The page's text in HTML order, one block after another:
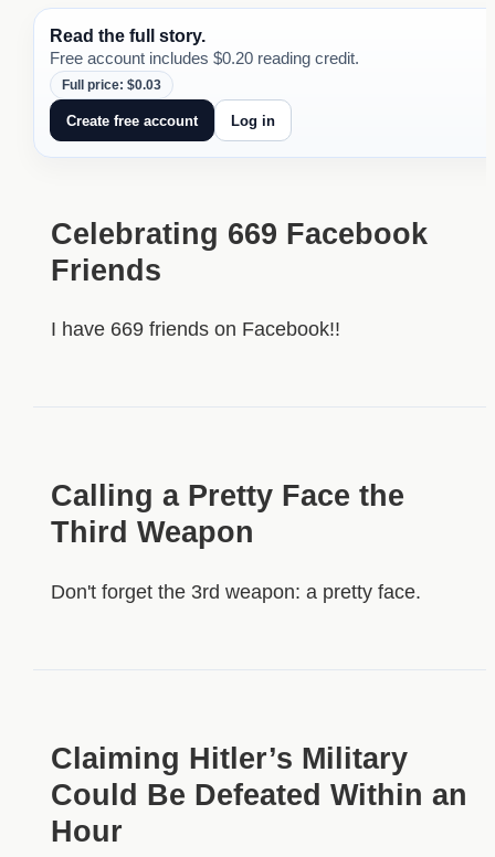
Read the full story.
Free account includes $0.20 reading credit.
Full price: $0.03
Create free account Log in
Celebrating 669 Facebook
Friends
I have 669 friends on Facebook!!
Calling a Pretty Face the
Third Weapon
Don't forget the 3rd weapon: a pretty face.
Claiming Hitler’s Military
Could Be Defeated Within an
Hour